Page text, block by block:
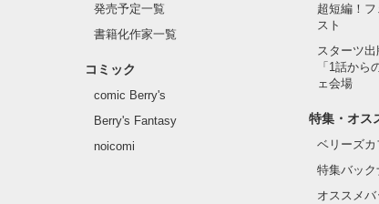
発売予定一覧
書籍化作家一覧
コミック
comic Berry's
Berry's Fantasy
noicomi
超短編！
スト
スターツ
「1話から
ェ会場
特集・オス
ベリーズ
特集バック
オススメ